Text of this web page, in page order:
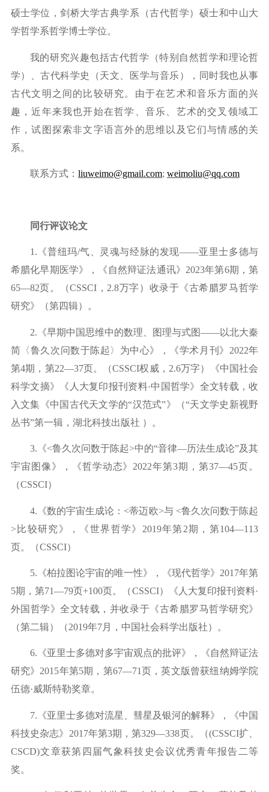
硕士学位，剑桥大学古典学系（古代哲学）硕士和中山大
学哲学系哲学博士学位。
我的研究兴趣包括古代哲学（特别自然哲学和理论哲
学）、古代科学史（天文、医学与音乐），同时我也从事
古代文明之间的比较研究。由于在艺术和音乐方面的兴
趣，近年来我也开始在哲学、音乐、艺术的交叉领域工
作，试图探索非文字语言外的思维以及它们与情感的关
系。
联系方式： liuweimo@gmail.com; weimoliu@qq.com
同行评议论文
1. 《普纽玛/气、灵魂与经脉的发现——亚里士多德与
希腊化早期医学》，《自然辩证法通讯》2023年第6期，第
65—82页。（CSSCI，2.8万字）收录于《古希腊罗马哲学
研究》（第四辑）。
2.《早期中国思维中的数理、图理与式图——以北大秦
简〈鲁久次问数于陈起〉为中心》，《学术月刊》 2022年
第4期，第22—37页。（CSSCI权威，2.6万字）《中国社会
科学文摘》《人大复印报刊资料·中国哲学》全文转载，收
入文集《中国古代天文学的“汉范式”》（“天文学史新视野
丛书”第一辑，湖北科技出版社 ）。
3.《<鲁久次问数于陈起>中的“音律—历法生成论”及其
宇宙图像》，《哲学动态》 2022年第3期，第37—45页。
（CSSCI）
4.《数的宇宙生成论：<蒂迈欧>与 <鲁久次问数于陈起
> 比较研究》，《世界哲学》 2019年第2期，第104—113
页。（CSSCI）
5.《柏拉图论宇宙的唯一性》，《现代哲学》2017年第
5期，第71—79页+100页。（CSSCI）《人大复印报刊资料·
外国哲学》全文转载，并收录于《古希腊罗马哲学研究》
（第二辑）（2019年7月，中国社会科学出版社）。
6.《亚里士多德对多宇宙观点的批评》，《自然辩证法
研究》2015年第5期，第67—71 页，英文版曾获纽纳姆学院
伍德·威斯特勒奖章。
7.《亚里士多德对流星、彗星及银河的解释》，《中国
科技史杂志》2017年第3期，第329—338页。（(CSSCI扩、
CSCD)文章获第四届气象科技史会议优秀青年报告二等
奖。